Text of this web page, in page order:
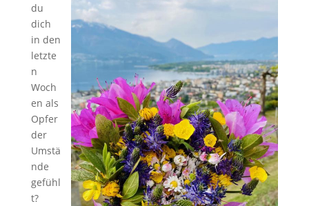
du
dich
in den
letzte
n
Woch
en als
Opfer
der
Umstä
nde
gefühl
t?